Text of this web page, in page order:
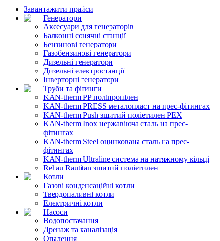
Завантажити прайси
Генератори
Аксесуари для генераторів
Балконні сонячні станції
Бензинові генератори
Газобензинові генератори
Дизельні генератори
Дизельні електростанції
Інверторні генератори
Труби та фітинги
KAN-therm PP поліпропілен
KAN-therm PRESS металопласт на прес-фітингах
KAN-therm Push зшитий поліетилен PEX
KAN-therm Inox нержавіюча сталь на прес-
фітингах
KAN-therm Steel оцинкована сталь на прес-
фітингах
KAN-therm Ultraline система на натяжному кільці
Rehau Rautitan зшитий поліетилен
Котли
Газові конденсаційні котли
Твердопаливні котли
Електричні котли
Насоси
Водопостачання
Дренаж та каналізація
Опалення